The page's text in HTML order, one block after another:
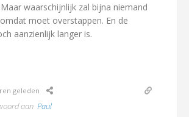
waarschijnlijk zal bijna niemand
moet overstappen. En de
aanzienlijk langer is.
geleden
aan Paul